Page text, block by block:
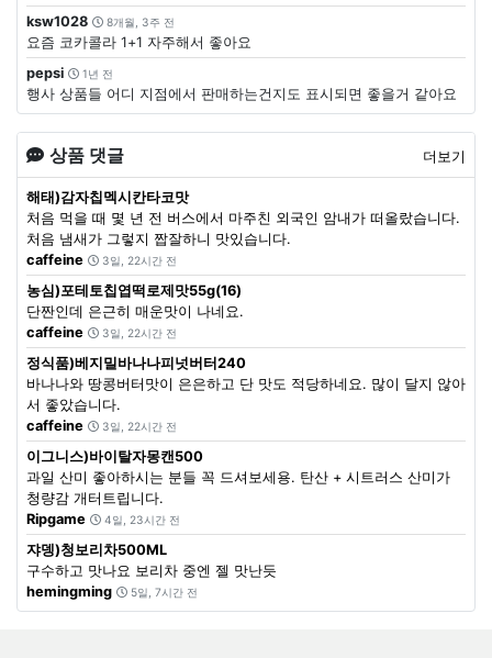
ksw1028
8개월, 3주 전
요즘 코카콜라 1+1 자주해서 좋아요
pepsi
1년 전
행사 상품들 어디 지점에서 판매하는건지도 표시되면 좋을거 같아요
상품 댓글 더보기
해태)감자칩멕시칸타코맛
처음 먹을 때 몇 년 전 버스에서 마주친 외국인 암내가 떠올랐습니다.
처음 냄새가 그렇지 짭잘하니 맛있습니다.
caffeine
3일, 22시간 전
농심)포테토칩엽떡로제맛55g(16)
단짠인데 은근히 매운맛이 나네요.
caffeine
3일, 22시간 전
정식품)베지밀바나나피넛버터240
바나나와 땅콩버터맛이 은은하고 단 맛도 적당하네요. 많이 달지 않아
서 좋았습니다.
caffeine
3일, 22시간 전
이그니스)바이탈자몽캔500
과일 산미 좋아하시는 분들 꼭 드셔보세용. 탄산 + 시트러스 산미가
청량감 개터트립니다.
Ripgame
4일, 23시간 전
쟈뎅)청보리차500ML
구수하고 맛나요 보리차 중엔 젤 맛난듯
hemingming
5일, 7시간 전